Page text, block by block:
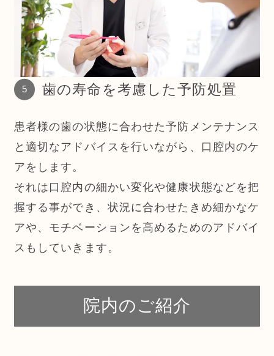
歯の寿命を考慮した予防処置
患者様の歯の状態に合わせた予防メンテナンス
と適切なアドバイスを行いながら、口腔内のケ
アをします。
それは口腔内の細かい変化や健康状態などを把
握する事ができ、状況に合わせたきめ細かなケ
アや、モチベーションを高めるためのアドバイ
スもしていきます。
院内のご紹介